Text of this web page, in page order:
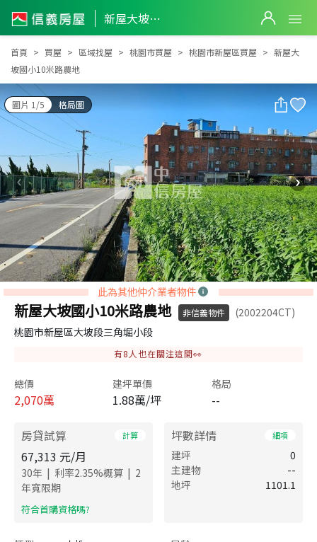
新屋大坡國小10米路農地
新屋大坡國小10米路農地
首頁 買屋 區域找屋 桃園市買屋 桃園市新屋區買屋
新屋大
坡國小10米路農地
圖片 1/5 格局圖
此為其他仲介業者物件
新屋大坡國小10米路農地 非信義物件
(2002204CT)
桃園市新屋區大坡段三角堀小段
有8 人也在關注這間👀
總價
2,070萬
建坪單價
1.88萬/坪
格局
--
房貸試算 計算
67,313 元/月
30年 | 利率2.35%概算 | 2
年寬限期
​符合首購資格嗎?
坪數詳情 細項
建坪
0
主建物
--
地坪
1101.1